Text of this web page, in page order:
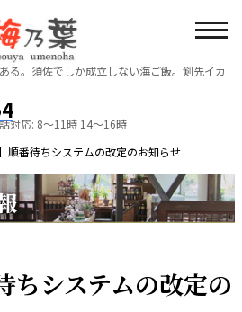
。須佐でしか成立しない海ご飯。 剣先イカ
対応: 8～11時 14～16時
】順番待ちシステムの改定のお知らせ
ちシステムの改定の